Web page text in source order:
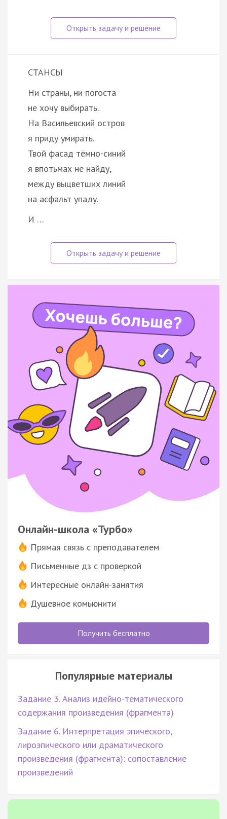
СТАНСЫ
Ни страны, ни погоста
не хочу выбирать.
На Васильевский остров
я приду умирать.
Твой фасад тёмно-синий
я впотьмах не найду,
между выцветших линий
на асфальт упаду.
И …
Онлайн-школа «Турбо»
Прямая связь с преподавателем
Письменные дз с проверкой
Интересные онлайн-занятия
Душевное комьюнити
Получить бесплатно
Популярные материалы
Задание 3. Анализ идейно-тематического
содержания произведения (фрагмента)
Задание 6. Интерпретация эпического,
лироэпического или драматического
произведения (фрагмента): сопоставление
произведений